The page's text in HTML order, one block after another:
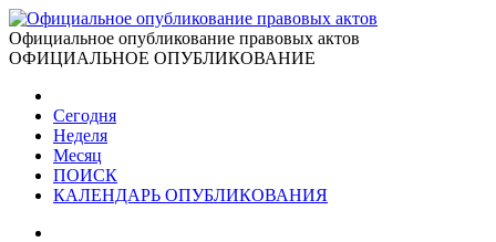
Официальное опубликование правовых актов
ОФИЦИАЛЬНОЕ ОПУБЛИКОВАНИЕ
Сегодня
Неделя
Месяц
ПОИСК
КАЛЕНДАРЬ ОПУБЛИКОВАНИЯ